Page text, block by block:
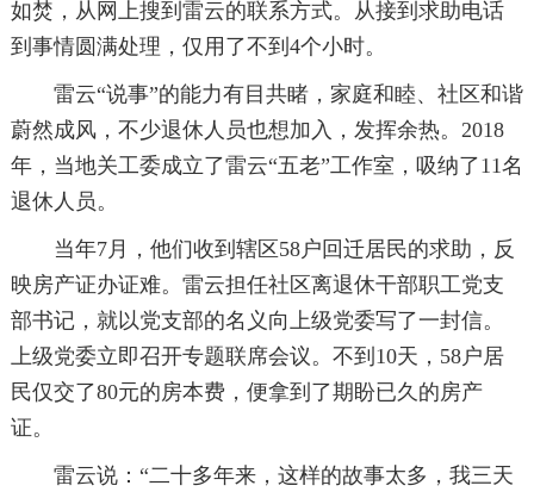
如焚，从网上搜到雷云的联系方式。从接到求助电话
到事情圆满处理，仅用了不到4个小时。
雷云“说事”的能力有目共睹，家庭和睦、社区和谐
蔚然成风，不少退休人员也想加入，发挥余热。2018
年，当地关工委成立了雷云“五老”工作室，吸纳了11名
退休人员。
当年7月，他们收到辖区58户回迁居民的求助，反
映房产证办证难。雷云担任社区离退休干部职工党支
部书记，就以党支部的名义向上级党委写了一封信。
上级党委立即召开专题联席会议。不到10天，58户居
民仅交了80元的房本费，便拿到了期盼已久的房产
证。
雷云说：“二十多年来，这样的故事太多，我三天